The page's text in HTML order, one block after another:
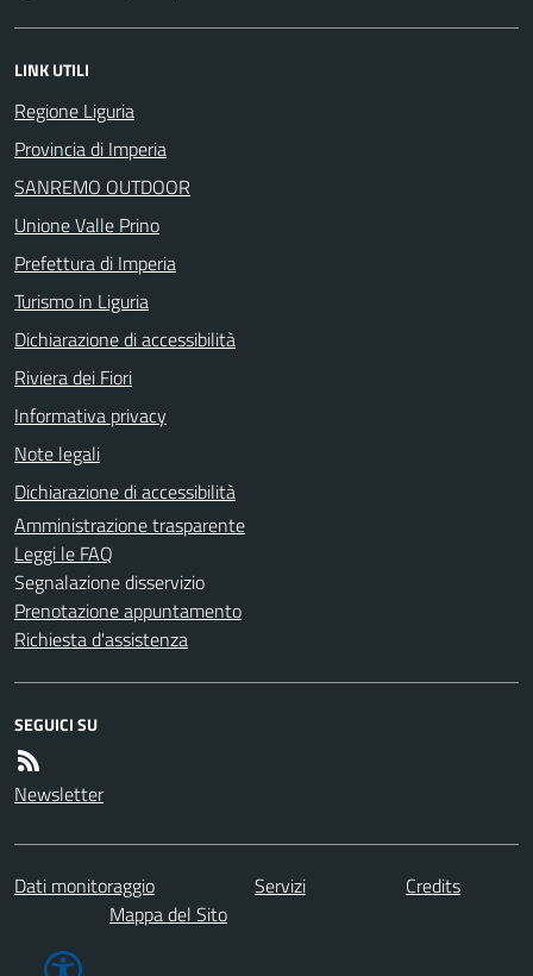
LINK UTILI
Regione Liguria
Provincia di Imperia
SANREMO OUTDOOR
Unione Valle Prino
Prefettura di Imperia
Turismo in Liguria
Dichiarazione di accessibilità
Riviera dei Fiori
Informativa privacy
Note legali
Dichiarazione di accessibilità
Amministrazione trasparente
Leggi le FAQ
Segnalazione disservizio
Prenotazione appuntamento
Richiesta d'assistenza
SEGUICI SU
Newsletter
Dati monitoraggio Servizi
Credits
Mappa del Sito